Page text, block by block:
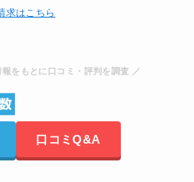
求はこちら
をもとに口コミ・評判を調査 ／
口コミQ&A